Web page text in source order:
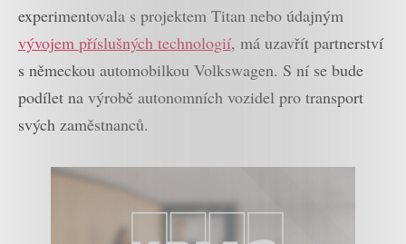
experimentovala s projektem Titan nebo údajným
vývojem příslušných technologií, má uzavřít partnerství
s německou automobilkou Volkswagen. S ní se bude
podílet na výrobě autonomních vozidel pro transport
svých zaměstnanců.